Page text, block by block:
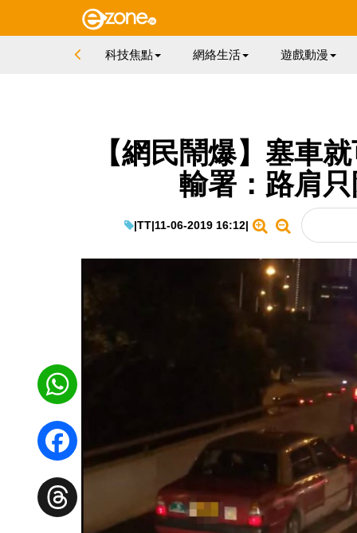
科技焦點 網絡生活 遊戲動漫
【網民鬧爆】塞車
輸署：路肩
|TT|11-06-2019 16:12|
WhatsApp
Facebook